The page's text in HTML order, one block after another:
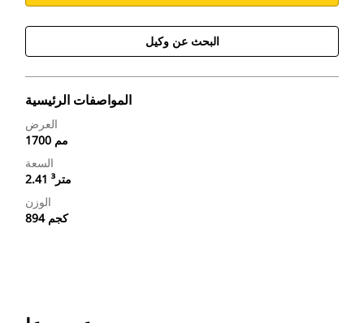
البحث عن وكيل
المواصفات الرئيسية
العرض
1700 مم
السعة
2.41 متر³
الوزن
894 كجم